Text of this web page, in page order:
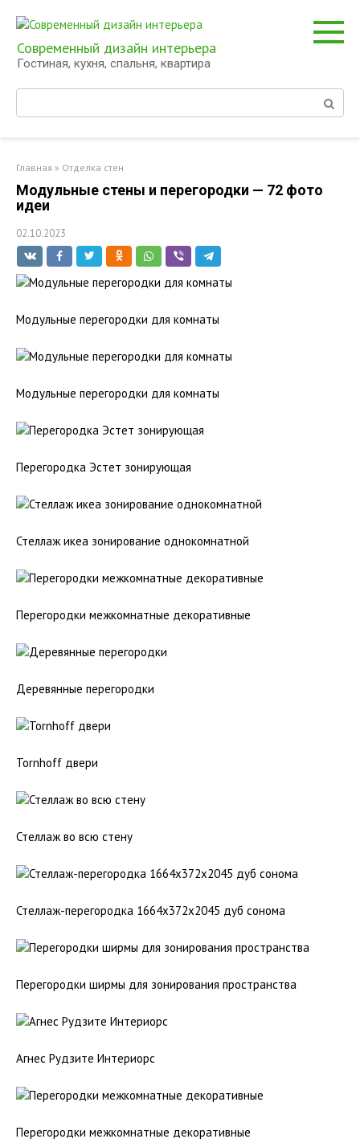
контенту
Современный дизайн интерьера
Гостиная, кухня, спальня, квартира
Поиск:
Главная » Отделка стен
Модульные стены и перегородки — 72 фото
идеи
02.10.2023
Модульные перегородки для комнаты
Модульные перегородки для комнаты
Перегородка Эстет зонирующая
Стеллаж икеа зонирование однокомнатной
Перегородки межкомнатные декоративные
Деревянные перегородки
Tornhoff двери
Стеллаж во всю стену
Стеллаж-перегородка 1664х372х2045 дуб сонома
Перегородки ширмы для зонирования пространства
Агнес Рудзите Интериорс
Перегородки межкомнатные декоративные